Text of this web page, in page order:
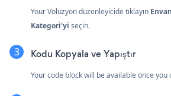
Your Volüzyon düzenleyicide tıklayın
Kategori'yi seçin.
Kodu Kopyala ve Yapıştır
Your code block will be available once